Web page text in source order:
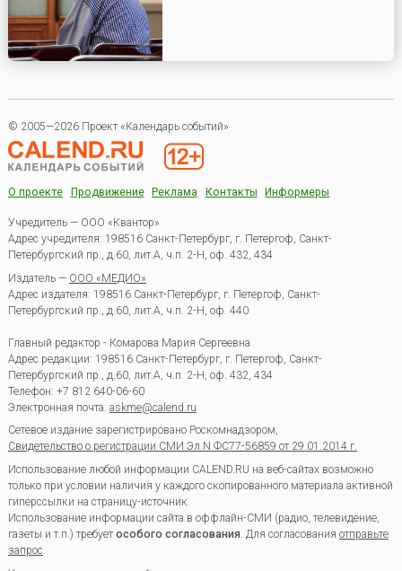
© 2005—2026 Проект «Календарь событий»
О проекте Продвижение Реклама Контакты Информеры
Учредитель — ООО «Квантор»
Адрес учредителя: 198516 Санкт-Петербург, г. Петергоф, Санкт-
Петербургский пр., д.60, лит.А, ч.п. 2-Н, оф. 432, 434
Издатель — ООО «МЕДИО»
Адрес издателя: 198516 Санкт-Петербург, г. Петергоф, Санкт-
Петербургский пр., д.60, лит.А, ч.п. 2-Н, оф. 440
Главный редактор - Комарова Мария Сергеевна
Адрес редакции: 198516 Санкт-Петербург, г. Петергоф, Санкт-
Петербургский пр., д.60, лит.А, ч.п. 2-Н, оф. 432, 434
Телефон: +7 812 640-06-60
Электронная почта: askme@calend.ru
Сетевое издание зарегистрировано Роскомнадзором,
Свидетельство о регистрации СМИ Эл.N ФС77-56859 от 29.01.2014 г.
Использование любой информации CALEND.RU на веб-сайтах возможно
только при условии наличия у каждого скопированного материала активной
гиперссылки на страницу-источник.
Использование информации сайта в оффлайн-СМИ (радио, телевидение,
газеты и т.п.) требуетособого согласования. Для согласования отправьте
запрос.